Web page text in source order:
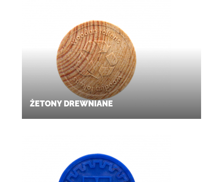
ŻETONY DREWNIANE